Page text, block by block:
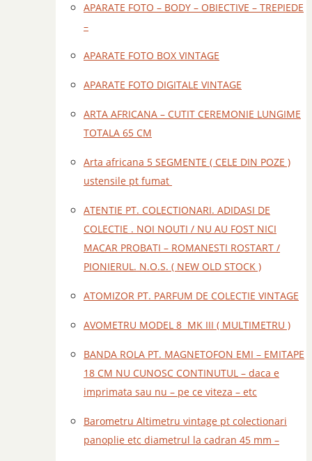
APARATE FOTO – BODY – OBIECTIVE – TREPIEDE
–
APARATE FOTO BOX VINTAGE
APARATE FOTO DIGITALE VINTAGE
ARTA AFRICANA – CUTIT CEREMONIE LUNGIME
TOTALA 65 CM
Arta africana 5 SEGMENTE ( CELE DIN POZE )
ustensile pt fumat
ATENTIE PT. COLECTIONARI. ADIDASI DE
COLECTIE . NOI NOUTI / NU AU FOST NICI
MACAR PROBATI – ROMANESTI ROSTART /
PIONIERUL. N.O.S. ( NEW OLD STOCK )
ATOMIZOR PT. PARFUM DE COLECTIE VINTAGE
AVOMETRU MODEL 8 MK III ( MULTIMETRU )
BANDA ROLA PT. MAGNETOFON EMI – EMITAPE
18 CM NU CUNOSC CONTINUTUL – daca e
imprimata sau nu – pe ce viteza – etc
Barometru Altimetru vintage pt colectionari
panoplie etc diametrul la cadran 45 mm –